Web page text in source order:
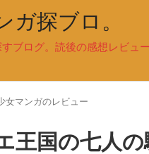
ガ探ブロ。
ブログ。読後の感想レビュ
女マンガのレビュー
王国の七人